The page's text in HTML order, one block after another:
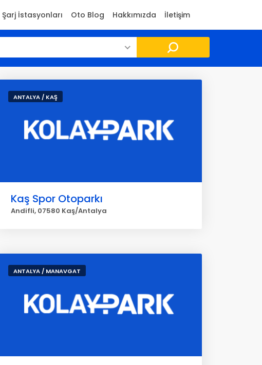
Şarj İstasyonları Oto Blog Hakkımızda İletişim
ANTALYA / KAŞ
Kaş Spor Otoparkı
Andifli, 07580 Kaş/Antalya
ANTALYA / MANAVGAT